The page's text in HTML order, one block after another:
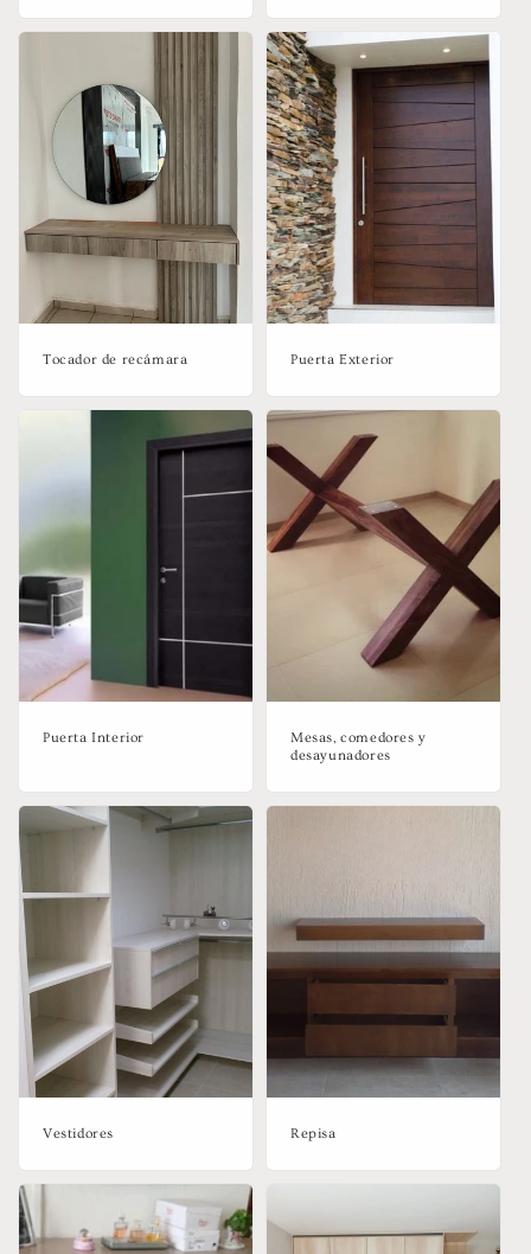
Tocador de recámara Puerta Exterior
Puerta Interior
Mesas, comedores y
desayunadores
Vestidores Repisa